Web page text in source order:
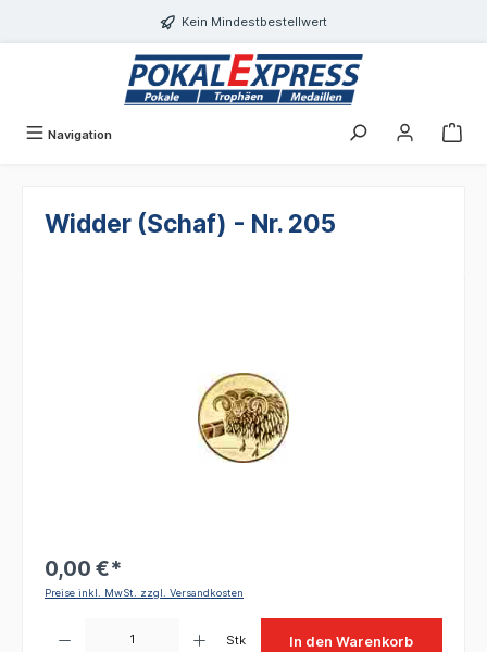
Kein Mindestbestellwert
Navigation
Widder (Schaf) - Nr. 205
0,00 €*
Preise inkl. MwSt. zzgl. Versandkosten
Stk In den Warenkorb